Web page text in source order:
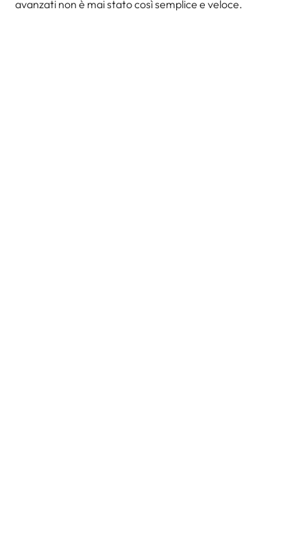
avanzati non è mai stato così semplice e veloce.